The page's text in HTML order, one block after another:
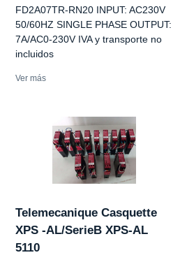
FD2A07TR-RN20 INPUT: AC230V
50/60HZ SINGLE PHASE OUTPUT:
7A/AC0-230V IVA y transporte no
incluidos
Ver más
Telemecanique Casquette
XPS -AL/SerieB XPS-AL
5110